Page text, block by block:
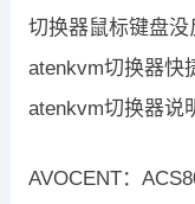
切换器鼠标键盘没
atenkvm切换器快
atenkvm切换器说
AVOCENT：